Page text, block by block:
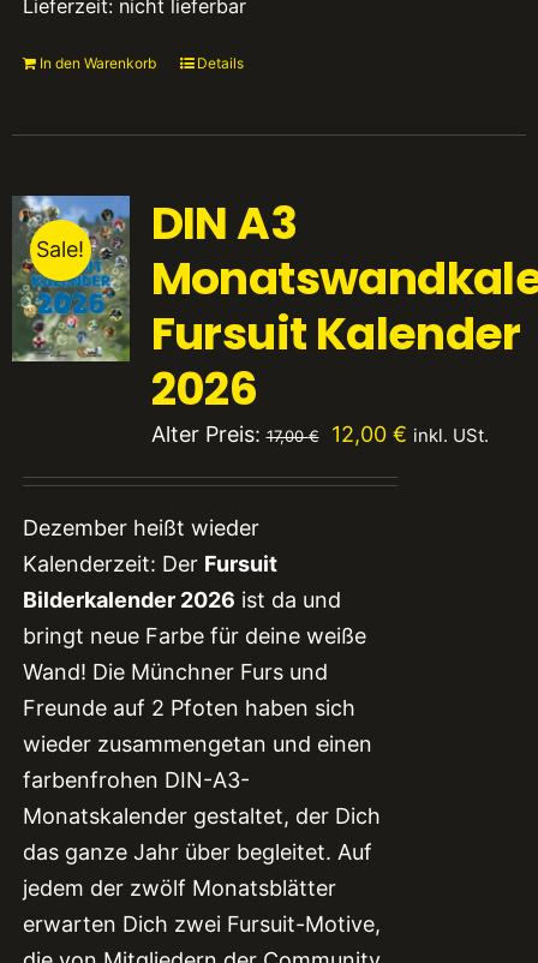
Lieferzeit: nicht lieferbar
In den Warenkorb Details
Sale!
DIN A3
Fursuit Kalender
2026
Alter Preis: 17,00€
Ursprünglicher
12,00 €Aktueller
inkl. USt.
Dezember heißt wieder
Kalenderzeit: Der Fursuit
Bilderkalender 2026 ist da und
bringt neue Farbe für deine weiße
Wand! Die Münchner Furs und
Freunde auf 2 Pfoten haben sich
wieder zusammengetan und einen
farbenfrohen DIN-A3-
Monatskalender gestaltet, der Dich
das ganze Jahr über begleitet. Auf
jedem der zwölf Monatsblätter
erwarten Dich zwei Fursuit-Motive,